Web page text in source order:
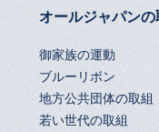
オールジャパンの
御家族の運動
ブルーリボン
地方公共団体の取組
若い世代の取組